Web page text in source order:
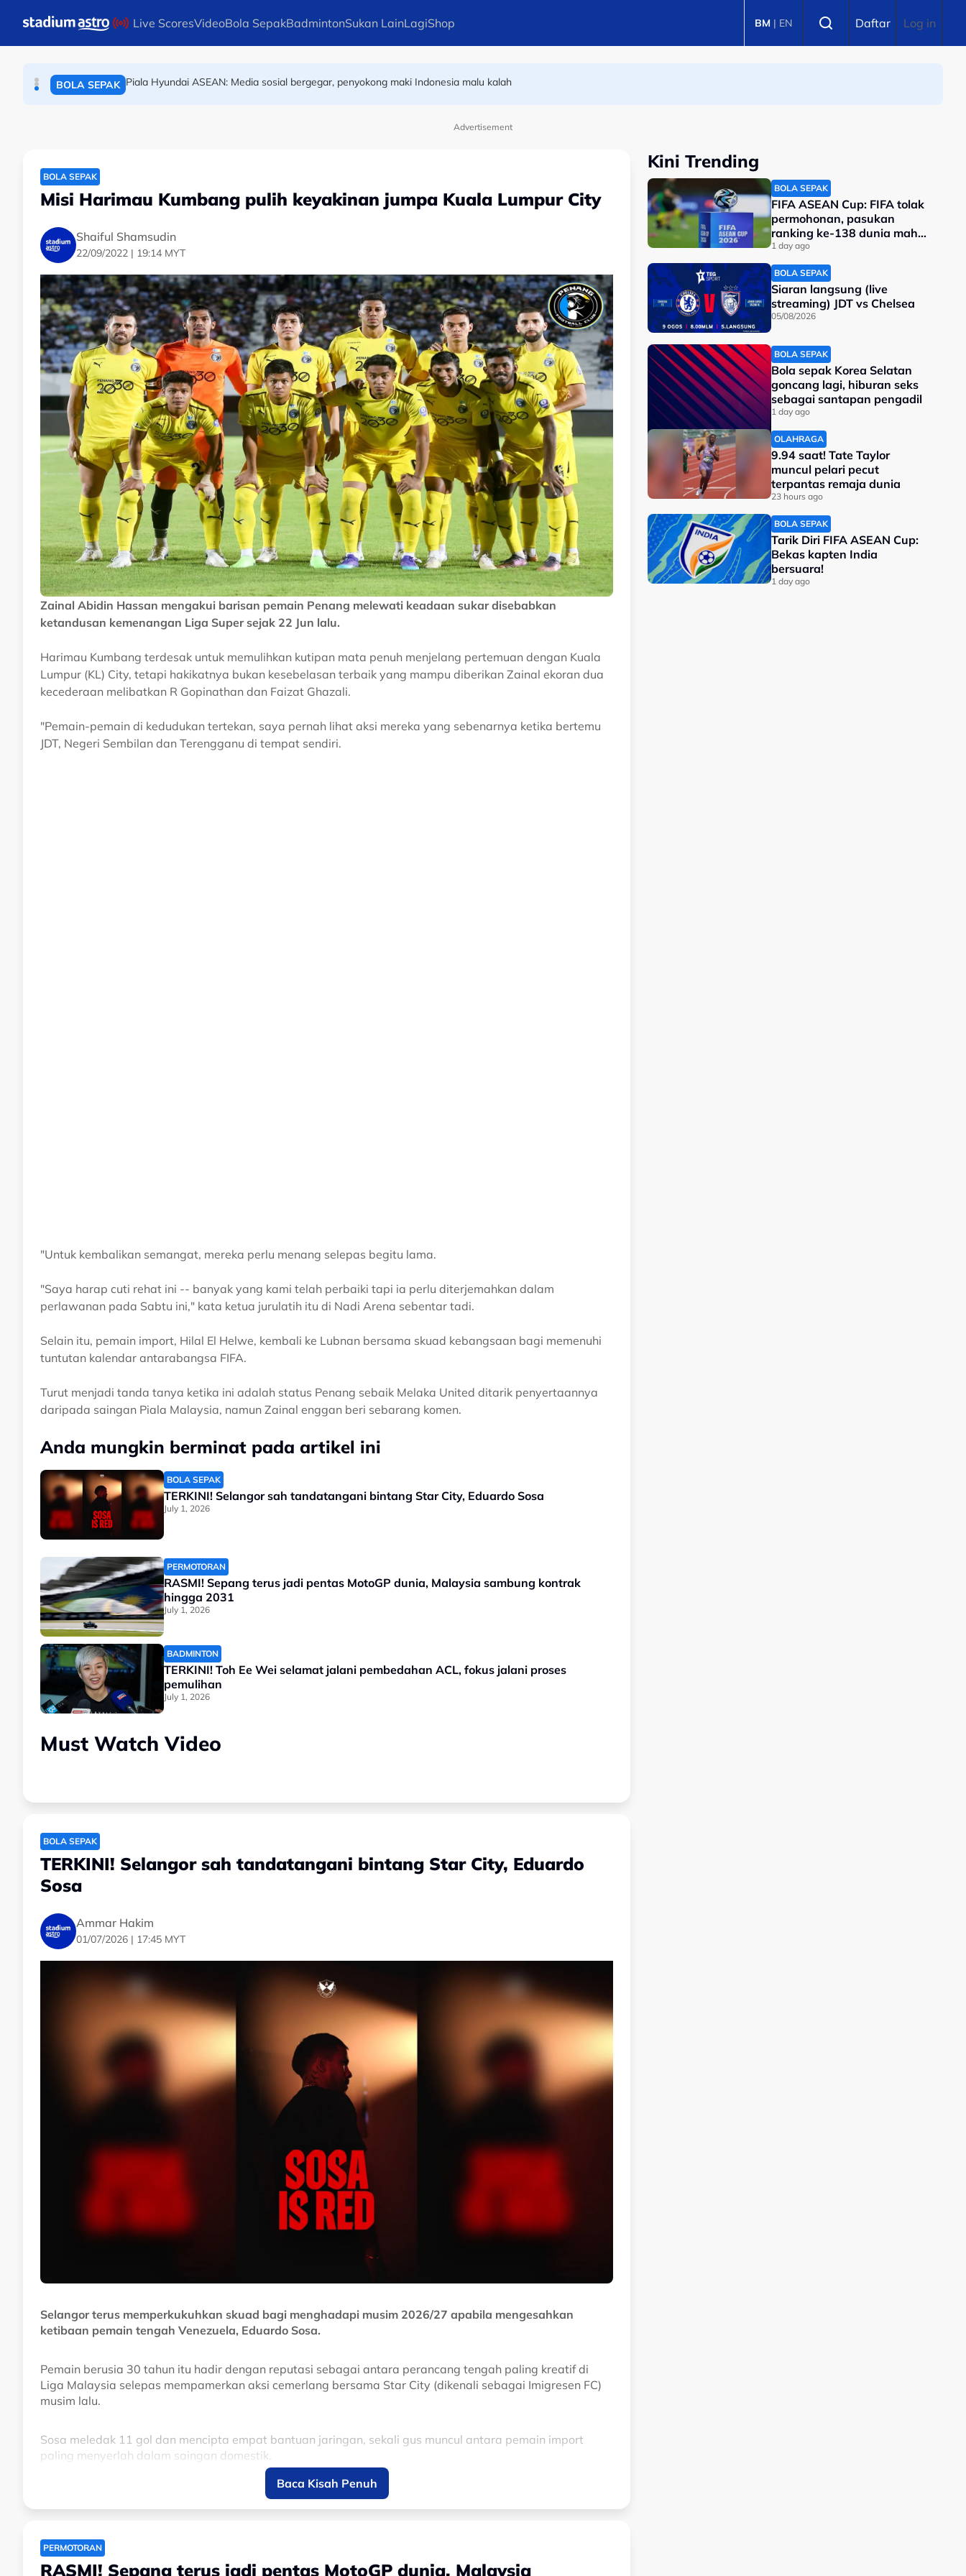
Live ScoresVideoBola SepakBadmintonSukan LainLagiShop BM | EN Daftar Log in
BOLA SEPAK
BOLA SEPAK Kelab Liga Super lancar jelajah konvoi Semenanjung Malaysia
Advertisement
BOLA SEPAK
Misi Harimau Kumbang pulih keyakinan jumpa Kuala Lumpur City
Shaiful Shamsudin
22/09/2022 | 19:14 MYT
Zainal Abidin Hassan mengakui barisan pemain Penang melewati keadaan sukar disebabkan
ketandusan kemenangan Liga Super sejak 22 Jun lalu.
Harimau Kumbang terdesak untuk memulihkan kutipan mata penuh menjelang pertemuan dengan Kuala
Lumpur (KL) City, tetapi hakikatnya bukan kesebelasan terbaik yang mampu diberikan Zainal ekoran dua
kecederaan melibatkan R Gopinathan dan Faizat Ghazali.
"Pemain-pemain di kedudukan tertekan, saya pernah lihat aksi mereka yang sebenarnya ketika bertemu
JDT, Negeri Sembilan dan Terengganu di tempat sendiri.
"Untuk kembalikan semangat, mereka perlu menang selepas begitu lama.
"Saya harap cuti rehat ini -- banyak yang kami telah perbaiki tapi ia perlu diterjemahkan dalam
perlawanan pada Sabtu ini," kata ketua jurulatih itu di Nadi Arena sebentar tadi.
Selain itu, pemain import, Hilal El Helwe, kembali ke Lubnan bersama skuad kebangsaan bagi memenuhi
tuntutan kalendar antarabangsa FIFA.
Turut menjadi tanda tanya ketika ini adalah status Penang sebaik Melaka United ditarik penyertaannya
daripada saingan Piala Malaysia, namun Zainal enggan beri sebarang komen.
Anda mungkin berminat pada artikel ini
BOLA SEPAK
TERKINI! Selangor sah tandatangani bintang Star City, Eduardo Sosa
July 1, 2026
PERMOTORAN
RASMI! Sepang terus jadi pentas MotoGP dunia, Malaysia sambung kontrak
hingga 2031
July 1, 2026
BADMINTON
TERKINI! Toh Ee Wei selamat jalani pembedahan ACL, fokus jalani proses
pemulihan
July 1, 2026
Must Watch Video
BOLA SEPAK
TERKINI! Selangor sah tandatangani bintang Star City, Eduardo
Sosa
Ammar Hakim
01/07/2026 | 17:45 MYT
Selangor terus memperkukuhkan skuad bagi menghadapi musim 2026/27 apabila mengesahkan
ketibaan pemain tengah Venezuela, Eduardo Sosa.
Pemain berusia 30 tahun itu hadir dengan reputasi sebagai antara perancang tengah paling kreatif di
Liga Malaysia selepas mempamerkan aksi cemerlang bersama Star City (dikenali sebagai Imigresen FC)
musim lalu.
Sosa meledak 11 gol dan mencipta empat bantuan jaringan, sekali gus muncul antara pemain import
paling menyerlah dalam saingan domestik.
Kehadirannya dijangka menambah dimensi baharu kepada jentera tengah Gergasi Merah menerusi
kreativiti, kawalan permainan dan kebolehan menghasilkan hantaran yang mampu memecahkan benteng
Sebelum berhijrah ke Malaysia, Sosa turut memiliki pengalaman beraksi di Amerika Syarikat bersama
Baca Kisah Penuh
PERMOTORAN
RASMI! Sepang terus jadi pentas MotoGP dunia, Malaysia
Kini Trending
BOLA SEPAK
FIFA ASEAN Cup: FIFA tolak
permohonan, pasukan
ranking ke-138 dunia mahu
tarik diri?
1 day ago
BOLA SEPAK
Siaran langsung (live
streaming) JDT vs Chelsea
05/08/2026
BOLA SEPAK
Bola sepak Korea Selatan
goncang lagi, hiburan seks
sebagai santapan pengadil
1 day ago
OLAHRAGA
9.94 saat! Tate Taylor
muncul pelari pecut
terpantas remaja dunia
23 hours ago
BOLA SEPAK
Tarik Diri FIFA ASEAN Cup:
Bekas kapten India
bersuara!
1 day ago